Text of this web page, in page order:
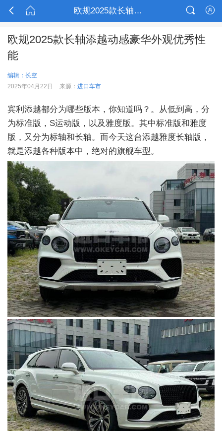
  欧规2025款长轴添越动感豪华外观优秀性能 

欧规2025款长轴添越动感豪华外观优秀性
能
编辑：长空
2025年04月22日
来源： 进口车市
宾利添越都分为哪些版本，你知道吗？。从低到高，分
为标准版，S运动版，以及雅度版。其中标准版和雅度
版，又分为标轴和长轴。而今天这台添越雅度长轴版，
就是添越各种版本中，绝对的旗舰车型。